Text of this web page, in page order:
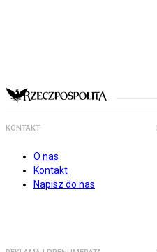
KONTAKT
O nas
Kontakt
Napisz do nas